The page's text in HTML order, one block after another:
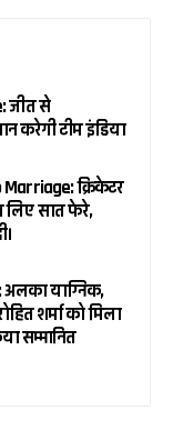
जीत से
करेगी टीम इंडिया
क्रिकेटर
लिए सात फेरे,
अलका याग्निक,
शर्मा को मिला
सम्मानित